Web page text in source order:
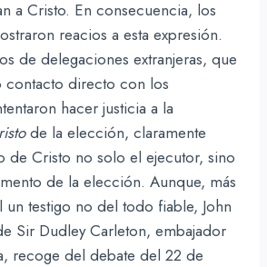
a Cristo. En consecuencia, los
reacios a esta expresión.
de delegaciones extranjeras, que
contacto directo con los
hacer justicia a la
de la elección, claramente
de Cristo no solo el ejecutor, sino
de la elección. Aunque, más
un testigo no del todo fiable, John
Sir Dudley Carleton, embajador
recoge del debate del 22 de